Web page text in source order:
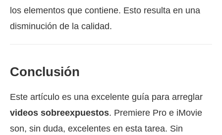
los elementos que contiene. Esto resulta en una
disminución de la calidad.
Conclusión
Este artículo es una excelente guía para arreglar
videos sobreexpuestos. Premiere Pro e iMovie
son, sin duda, excelentes en esta tarea. Sin